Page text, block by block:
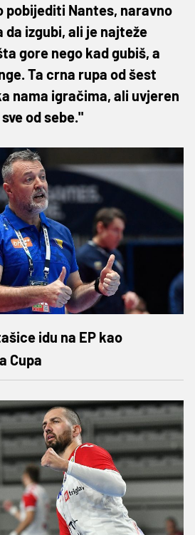
pobijediti Nantes, naravno
izgubi, ali je najteže
gore nego kad gubiš, a
Ta crna rupa od šest
nama igračima, ali uvjeren
od sebe."
idu na EP kao
Cupa